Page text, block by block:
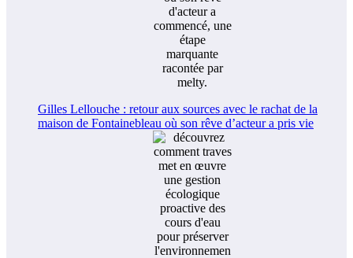
Gilles Lellouche : retour aux sources avec le rachat de la
maison de Fontainebleau où son rêve d’acteur a pris vie